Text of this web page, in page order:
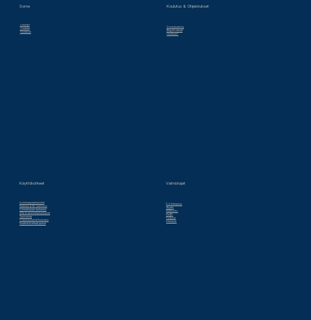
Some
Linkedin
Youtube
Facebook
Koulutus & Ohjeistukset
Droneakatemia
Blog & Uutiset
Huoltoon?
Käyttökohteet
Aurinkopaneelipuistot
Kartoitus & 3D mallinnus
Voimalinjojen tarkastus
Silta & rakennetarkastukset
Tuulivoima
Viranomaiset & Puolustus
Sisätilat & ahtaat paikat
Valmistajat
DJI Enterprise
Skydio
Krattworks
Pix4D
Flytbase
Dronavia